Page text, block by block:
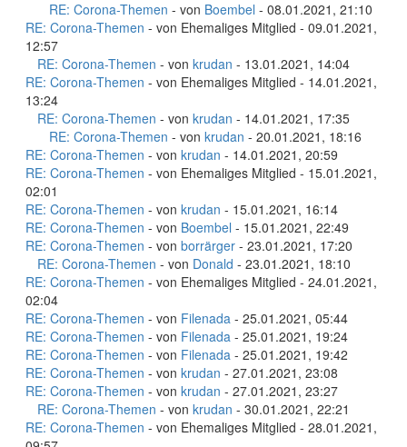
RE: Corona-Themen - von Boembel - 08.01.2021, 21:10
RE: Corona-Themen - von Ehemaliges Mitglied - 09.01.2021,
12:57
RE: Corona-Themen - von krudan - 13.01.2021, 14:04
RE: Corona-Themen - von Ehemaliges Mitglied - 14.01.2021,
13:24
RE: Corona-Themen - von krudan - 14.01.2021, 17:35
RE: Corona-Themen - von krudan - 20.01.2021, 18:16
RE: Corona-Themen - von krudan - 14.01.2021, 20:59
RE: Corona-Themen - von Ehemaliges Mitglied - 15.01.2021,
02:01
RE: Corona-Themen - von krudan - 15.01.2021, 16:14
RE: Corona-Themen - von Boembel - 15.01.2021, 22:49
RE: Corona-Themen - von borrärger - 23.01.2021, 17:20
RE: Corona-Themen - von Donald - 23.01.2021, 18:10
RE: Corona-Themen - von Ehemaliges Mitglied - 24.01.2021,
02:04
RE: Corona-Themen - von Filenada - 25.01.2021, 05:44
RE: Corona-Themen - von Filenada - 25.01.2021, 19:24
RE: Corona-Themen - von Filenada - 25.01.2021, 19:42
RE: Corona-Themen - von krudan - 27.01.2021, 23:08
RE: Corona-Themen - von krudan - 27.01.2021, 23:27
RE: Corona-Themen - von krudan - 30.01.2021, 22:21
RE: Corona-Themen - von Ehemaliges Mitglied - 28.01.2021,